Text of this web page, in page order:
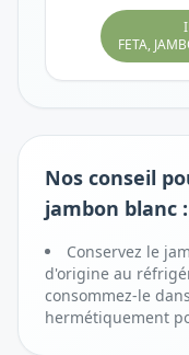
FETA,
Nos conseil
jambon blanc :
Conservez le
d'origine au
consommez-le
hermétiquement